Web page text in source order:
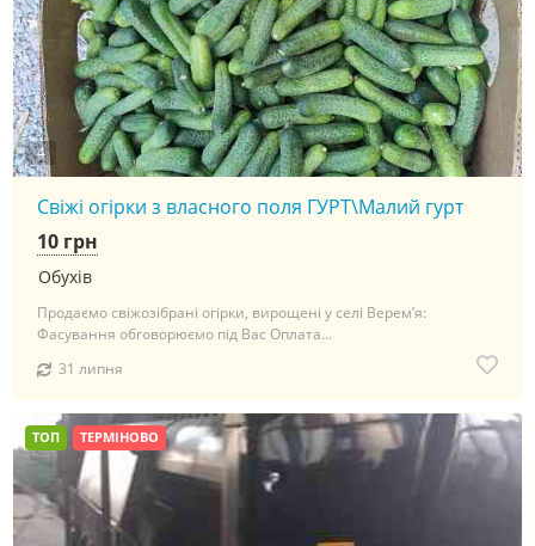
4
Свіжі огірки з власного поля ГУРТ\Малий гурт
Обухів
10 грн
Продаємо свіжозібрані огірки, вирощені у селі Верем’я:
Фасування обговорюємо під Вас Оплата...
31 липня
ТОП ТЕРМІНОВО